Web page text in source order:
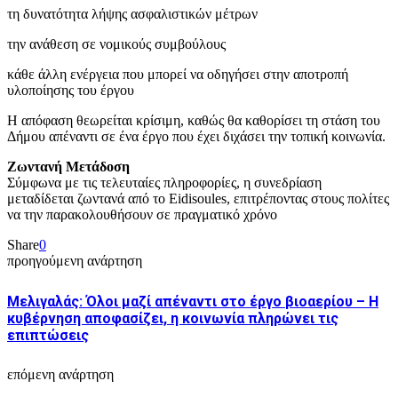
τη δυνατότητα λήψης ασφαλιστικών μέτρων
την ανάθεση σε νομικούς συμβούλους
κάθε άλλη ενέργεια που μπορεί να οδηγήσει στην αποτροπή
υλοποίησης του έργου
Η απόφαση θεωρείται κρίσιμη, καθώς θα καθορίσει τη στάση του
Δήμου απέναντι σε ένα έργο που έχει διχάσει την τοπική κοινωνία.
Ζωντανή Μετάδοση
Σύμφωνα με τις τελευταίες πληροφορίες, η συνεδρίαση
μεταδίδεται ζωντανά από το Eidisoules, επιτρέποντας στους πολίτες
να την παρακολουθήσουν σε πραγματικό χρόνο
Share0
προηγούμενη ανάρτηση
Μελιγαλάς: Όλοι μαζί απέναντι στο έργο βιοαερίου – Η
κυβέρνηση αποφασίζει, η κοινωνία πληρώνει τις
επιπτώσεις
επόμενη ανάρτηση